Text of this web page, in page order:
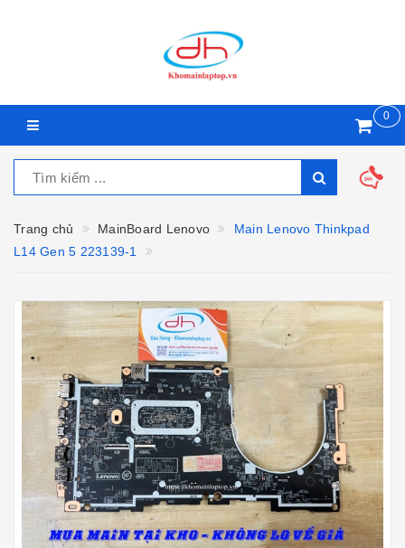
0
Trang chủ MainBoard Lenovo
Main Lenovo Thinkpad
L14 Gen 5 223139-1